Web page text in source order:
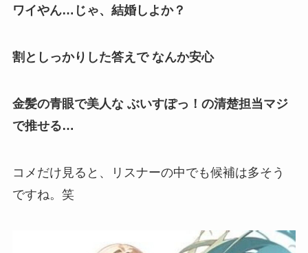
ワイやん…じゃ、結婚しよか？
割としっかりした答えで なんか安心
金髪の青眼で美人な ぶいすぽっ！の清楚担当マジ
で推せる…
コメだけ見ると、
リスナーの中でも候補は多そう
ですね。笑